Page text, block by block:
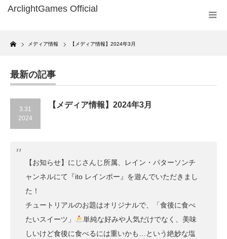
Home
メディア情報 【メディア情報】2024年3月
最新の記事
3.31
2024
【メディア情報】2024年3月
【お知らせ】にじさんじ所属、レイン・パターソンチ
ャンネルにて『ito レインボー』を遊んでいただきまし
た！
チュートリアルのお題はオリジナルで、「食後に食べ
たいスイーツ」
単純な好みや人気だけでなく、美味
しいけど食後に食べるには重いかも…という絶妙な塩